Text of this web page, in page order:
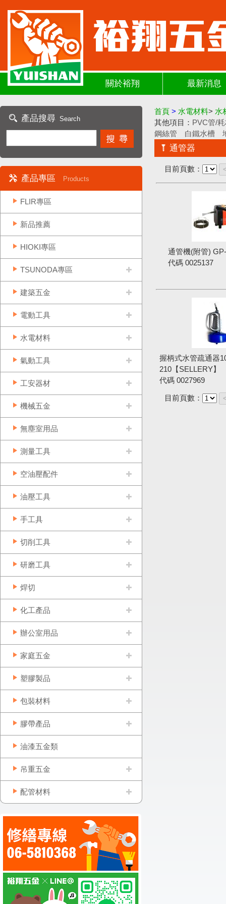
關於裕翔 最新消息
產品搜尋 Search
產品專區 Products
FLIR專區
新品推薦
HIOKI專區
TSUNODA專區
建築五金
電動工具
水電材料
氣動工具
工安器材
機械五金
無塵室用品
測量工具
空油壓配件
油壓工具
手工具
切削工具
研磨工具
焊切
化工產品
辦公室用品
家庭五金
塑膠製品
包裝材料
膠帶產品
油漆五金類
吊重五金
配管材料
首頁 > 水電材料> 水
其他項目： PVC管/
鋼絲管
白鐵水槽
通管器
目前頁數：
通管機(附管)
代碼 0025137
握柄式水管疏通器
210【SELLERY】
代碼 0027969
目前頁數：